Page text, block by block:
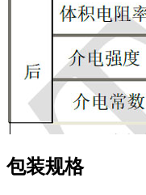
包装规格